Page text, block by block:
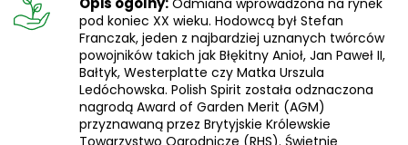
pod koniec XX wieku. Hodowcą był Stefan
Franczak, jeden z najbardziej uznanych twórców
powojników takich jak Błękitny Anioł, Jan Paweł II,
Bałtyk, Westerplatte czy Matka Urszula
Ledóchowska. Polish Spirit została odznaczona
nagrodą Award of Garden Merit (AGM)
przyznawaną przez Brytyjskie Królewskie
Towarzystwo Ogrodnicze (RHS). Świetnie